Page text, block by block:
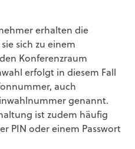
erhalten die
sich zu einem
Konferenzraum
erfolgt in diesem Fall
auch
genannt.
ist zudem häufig
PIN oder einem Passwort